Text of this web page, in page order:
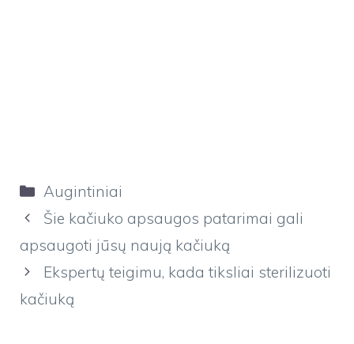
Kategorijos
Augintiniai
Šie kačiuko apsaugos patarimai gali
apsaugoti jūsų naują kačiuką
Ekspertų teigimu, kada tiksliai sterilizuoti
kačiuką